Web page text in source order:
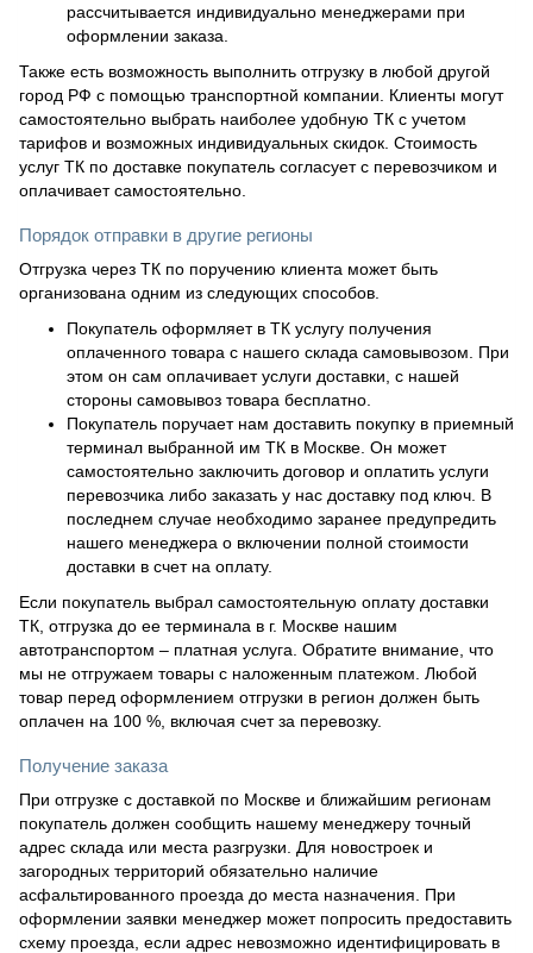
рассчитывается индивидуально менеджерами при
оформлении заказа.
Также есть возможность выполнить отгрузку в любой другой
город РФ с помощью транспортной компании. Клиенты могут
самостоятельно выбрать наиболее удобную ТК с учетом
тарифов и возможных индивидуальных скидок. Стоимость
услуг ТК по доставке покупатель согласует с перевозчиком и
оплачивает самостоятельно.
Порядок отправки в другие регионы
Отгрузка через ТК по поручению клиента может быть
организована одним из следующих способов.
Покупатель оформляет в ТК услугу получения
оплаченного товара с нашего склада самовывозом. При
этом он сам оплачивает услуги доставки, с нашей
стороны самовывоз товара бесплатно.
Покупатель поручает нам доставить покупку в приемный
терминал выбранной им ТК в Москве. Он может
самостоятельно заключить договор и оплатить услуги
перевозчика либо заказать у нас доставку под ключ. В
последнем случае необходимо заранее предупредить
нашего менеджера о включении полной стоимости
доставки в счет на оплату.
Если покупатель выбрал самостоятельную оплату доставки
ТК, отгрузка до ее терминала в г. Москве нашим
автотранспортом – платная услуга. Обратите внимание, что
мы не отгружаем товары с наложенным платежом. Любой
товар перед оформлением отгрузки в регион должен быть
оплачен на 100 %, включая счет за перевозку.
Получение заказа
При отгрузке с доставкой по Москве и ближайшим регионам
покупатель должен сообщить нашему менеджеру точный
адрес склада или места разгрузки. Для новостроек и
загородных территорий обязательно наличие
асфальтированного проезда до места назначения. При
оформлении заявки менеджер может попросить предоставить
схему проезда, если адрес невозможно идентифицировать в